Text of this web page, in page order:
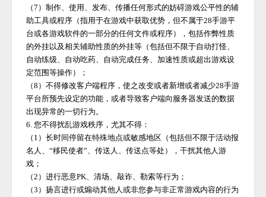
（7）制作、使用、发布、传播任何形式的妨碍游戏公平性的辅
助工具或程序（指用于在游戏中获取优势，但不属于28手游平
台或各游戏软件的一部分的任何文件或程序），包括作弊性质
的外挂以及相关辅助性质的外挂等（包括但不限于自动打怪、
自动练级、自动吃药、自动完成任务、加速性质或超出游戏设
定范围等操作）；
（8）不得修改客户端程序，使之改变或者新增或者减少28手游
平台所预先设定的功能，或者导致客户端向服务器发送的数据
出现异常的一切行为。
6. 您不得扰乱游戏秩序，尤其不得：
（ 1）长时间停留在特殊地点或敏感地区（包括但不限于活动报
名人、“移民使者”、传送人、传送点等处），干扰其他人游
戏；
（2）进行恶意PK、清场、敲诈、勒索等行为；
（3）扬言进行或煽动其他人或非您参与非正常游戏内容的行为